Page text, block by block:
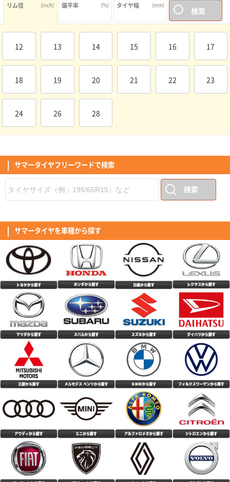
リム径 (inch) 偏平率 (%) タイヤ幅 (mm)
検索
12 13 14 15 16 17
18 19 20 21 22 23
24 26 28
サマータイヤフリーワードで検索
検索
サマータイヤを車種から探す
MINERVA 209 165/60R15 81T XL
素早い対応ありがとうございました びっくりするくらい早く届きました
(4.29点)
mav*******さん
純正タイヤからの取り替え。静寂性、グリップ、乗り心地など問題なく満足
しています。日本製ということも安心材料の1つでした。
(4.14点)mim*******さん
走行距離はそこまでなかったが、経年の関係で交換。過去2回も同じメーカ
ーだったので不安はありません。 盆前に交換出来て良かったです。 性能は
取り替えたばかりなので暫定です。
MINERVA ALL SEASON MASTER 165/55R15 75H
中古で購入した車のタイヤの溝がヤバかったので交換しなくてはいけないと
思い、以前利用したここで購入に至りました。偶然に以前購入したメーカー
が一緒で特に不満もなかったので今回は初めてオールタイヤシーズンタイヤ
の購入にしました。 コストパフォーマンスも良く取り付け工賃も軽自動車
とは言えバルブ交換、廃タイヤ引取り、窒素ガス注入でも10500円と安くト
らないです。高速はまだ走っていませんが、街乗り中心なら問題ないです。
耐久性は未定ですが2年位維持できたら良いかなと思います。
(4.50点) mag*******さん
RADAR Dimax SPORT 225/50R17 98Y XL
ヤのロゴに、スポーツと記載ありますが、乗り心地含めマイルド感もあり、
私の感覚では、ツーリングといったイメージ。音は最初は気になりました
が、そのうち気にならなくなりましたが、少し大きめのような気がします。
サイドのデザインは、独特で好き嫌いが出るかと思いますが、私は好感がも
てました。全体的な評価としては高評価です。
(5.00点)tom*******さん
RADAR Dimax R8+ 255/40R19.Z 100Y XL
このタイヤ、価格の割にたいへんグリップの良い感じ。 乗り心地も良いで
す。 前輪と後輪のタイヤサイズが違う車に装着しました。
(4.00点)shu*******さん
MINERVA F205 195/45R17.Z 85W XL
中古車購入時に装着されていたタイヤがパンクによるサイドウォールの破損
で泣く泣く4本交換。 口コミの良いミネルバを購入して履いた所、コスパ良
すぎでは！？と感動するくらい良かったです。 まだ交換して2週間程なので
評価はオール4にしておきました。 これはお勧めですよ。
(5.00点)tak*******さん
CEAT EcoDrive 185/65R15 92T XL
対応が早くて良かった
(4.33点)パナマニさん
CEAT SecuraDrive 215/55R18 99V XL
トータルバランスとコスパに優れたコンフォートタイヤ。 キビキビとした
敏捷性はないものの、しっとりとした走行感で疲れにくく反応が曖昧過ぎる
こともない。 ドライの高速コーナーでは路面に吸い付く様にグリップし不
安感無し。 外部からの入力をパンと跳ね返すというよりも、マイルドにい
なす方向の性格に感じる。 標準的な静粛性は確保されており、トンネル内
でも変なパターンノイズなし。オーディオも普通に視聴可能。 デミング大
賞受賞の底力を感じる。 低価格と認知度の低さから不安に感じるユーザー
もいると思うが、どうか安心して購入して試して欲しい逸品。
(4.10点)gua*******さん
MOMO M-300 225/50R18 99Y XL
購入後、約２週間が、経過しましたが、 静粛性については、以前履いてい
た、 Michelinプライマシー４より、静かに感じます。 今迄、Michelinしか
履いたことがないので、一番 静かなタイヤは、Michelinと思っていました